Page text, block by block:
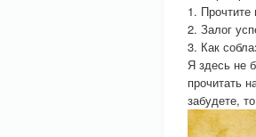
1.
2. Залог
3. Как
Я здесь не
прочитать
забудете,